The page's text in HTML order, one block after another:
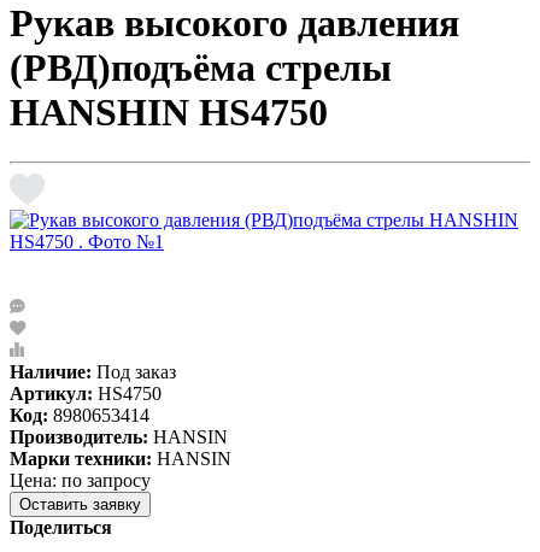
Рукав высокого давления
(РВД)подъёма стрелы
HANSHIN HS4750
Наличие: Под заказ
Артикул: HS4750
Код: 8980653414
Производитель: HANSIN
Марки техники: HANSIN
Цена: по запросу
Оставить заявку
Поделиться